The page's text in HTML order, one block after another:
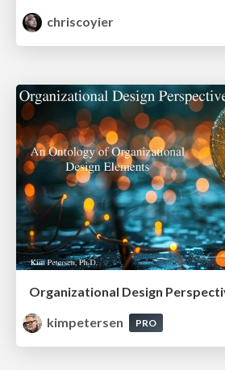
chriscoyier
kimpetersen
PRO